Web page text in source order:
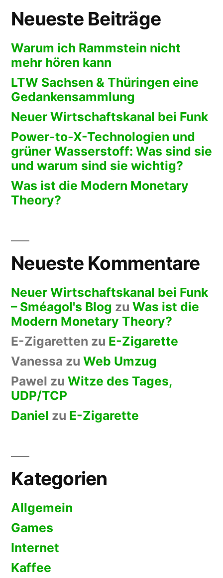
Neueste Beiträge
Warum ich Rammstein nicht
mehr hören kann
LTW Sachsen & Thüringen eine
Gedankensammlung
Neuer Wirtschaftskanal bei Funk
Power-to-X-Technologien und
grüner Wasserstoff: Was sind sie
und warum sind sie wichtig?
Was ist die Modern Monetary
Theory?
Neueste Kommentare
Neuer Wirtschaftskanal bei Funk
– Sméagol's Blog zu Was ist die
Modern Monetary Theory?
E-Zigaretten zu E-Zigarette
Vanessa zu Web Umzug
Pawel zu Witze des Tages,
UDP/TCP
Daniel zu E-Zigarette
Kategorien
Allgemein
Games
Internet
Kaffee